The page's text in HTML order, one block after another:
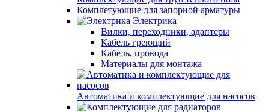
Комплетующие для запорной арматуры
Электрика
Вилки, переходники, адаптеры
Кабель греющий
Кабель, провода
Материалы для монтажа
Автоматика и комплектующие для насосов